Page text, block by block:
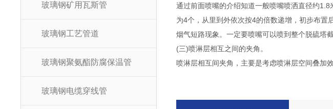
玻璃钢矿用瓦斯管
玻璃钢工艺管道
玻璃钢聚氨酯防腐保温管
玻璃钢电缆穿线管
通过前面喷嘴的介绍知道一般喷嘴喷洒直径约
为4个，从里到外依次按4的倍数递增，初步布置
烟气短路现象。一定要喷嘴可以喷到整个脱硫塔截
(三)喷淋层相互之间的夹角。
喷淋层相互间夹角，主要是考虑喷淋层空间叠加